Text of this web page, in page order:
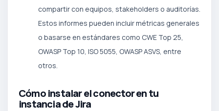
compartir con equipos, stakeholders o auditorías.
Estos informes pueden incluir métricas generales
o basarse en estándares como CWE Top 25,
OWASP Top 10, ISO 5055, OWASP ASVS, entre
otros.
Cómo instalar el conector en tu
instancia de Jira